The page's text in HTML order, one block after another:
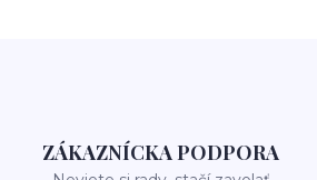
ZÁKAZNÍCKA PODPORA